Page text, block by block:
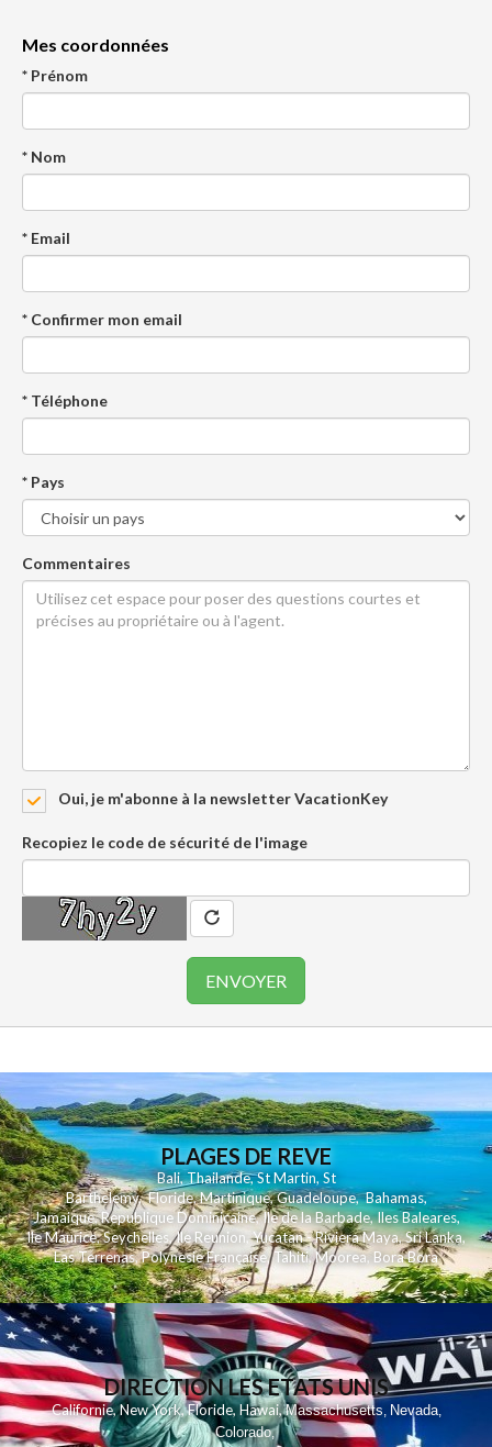
Mes coordonnées
* Prénom
* Nom
* Email
* Confirmer mon email
* Téléphone
* Pays
Commentaires
Oui, je m'abonne à la newsletter VacationKey
Recopiez le code de sécurité de l'image
PLAGES DE REVE
Bali,Thailande,St Martin,St
Barthelemy,Floride,Martinique,Guadeloupe,Bahamas,
Jamaique,Republique Dominicaine,Ile de la Barbade,Iles Baleares,
Ile Maurice,Seychelles,Ile Reunion,Yucatan - Riviera Maya,Sri Lanka,
Las Terrenas,Polynesie Française,Tahiti,Moorea, Bora Bora
DIRECTION LES ETATS UNIS
Californie,New York,Floride,Hawai,Massachusetts, Nevada,
Colorado,